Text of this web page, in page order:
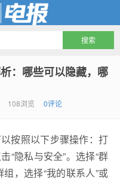
：哪些可以隐藏，哪
108浏览 0评论
按照以下步骤操作：打
“隐私与安全”。选择“群
，选择“我的联系人”或